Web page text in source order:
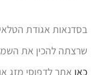
בסדנאות אגודת
שרצתה להכין את
כאן אתר לדפוסי מזג